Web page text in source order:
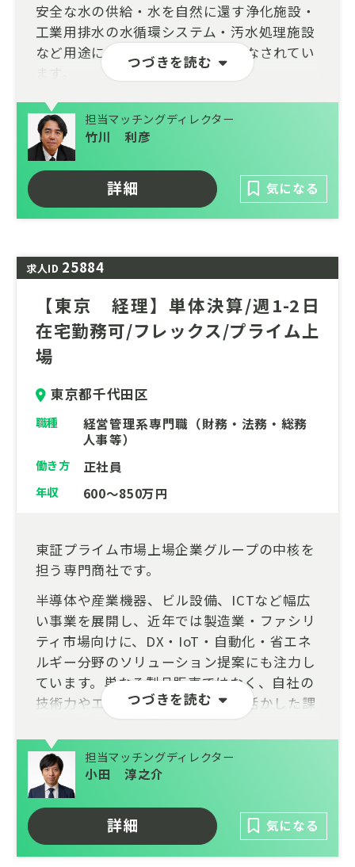
つづきを読む
安全な水の供給・水を自然に還す浄化施設・
工業用排水の水循環システム・汚水処理施設
など用途に合わせた様々な運用がなされてい
設計・施工・運用・メンテナンスまで一貫し
て対応できる総合力を武器に、自然や環境に
配慮された建設施工、革新的な水処理技術の
研究開発、耐震性に優れた鋼管製造の加工技
術を持ち、安心・安全な水利用を約束しま
す。
担当マッチングディレクター
竹川 利彦
詳細 気になる
求人ID 25884
【東京 経理】単体決算/週1-2日
在宅勤務可/フレックス/プライム上
場
東京都千代田区
職種
経営管理系専門職（財務・法務・総務
人事等）
働き方 正社員
年収 600～850万円
つづきを読む
東証プライム市場上場企業グループの中核を
担う専門商社です。
半導体や産業機器、ビル設備、ICTなど幅広
い事業を展開し、近年では製造業・ファシリ
ティ市場向けに、DX・IoT・自動化・省エネ
ルギー分野のソリューション提案にも注力し
ています。単なる製品販売ではなく、自社の
技術力やエンジニアリング機能を活かした課
題解決型の提案を強みとしています。
単体決算に加え、事業計画や管理会計、開示
業務など経営に近い業務にも携わることがで
きるポジションです。将来的には連結決算や
財務、海外勤務など幅広いキャリアパスが用
意されており、経理としてスキルの幅を広げ
ながら長期的に成長できる環境です。
担当マッチングディレクター
小田 淳之介
詳細 気になる